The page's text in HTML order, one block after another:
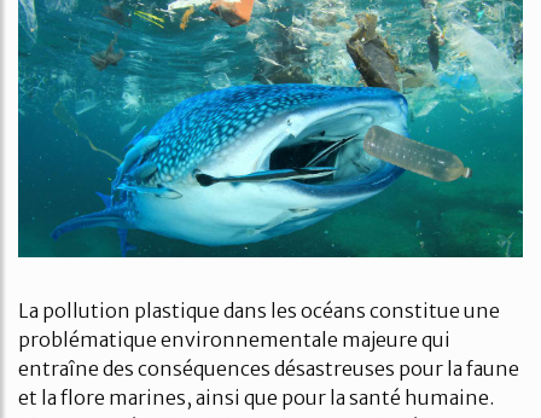
La pollution plastique dans les océans constitue une
problématique environnementale majeure qui
entraîne des conséquences désastreuses pour la faune
et la flore marines, ainsi que pour la santé humaine.